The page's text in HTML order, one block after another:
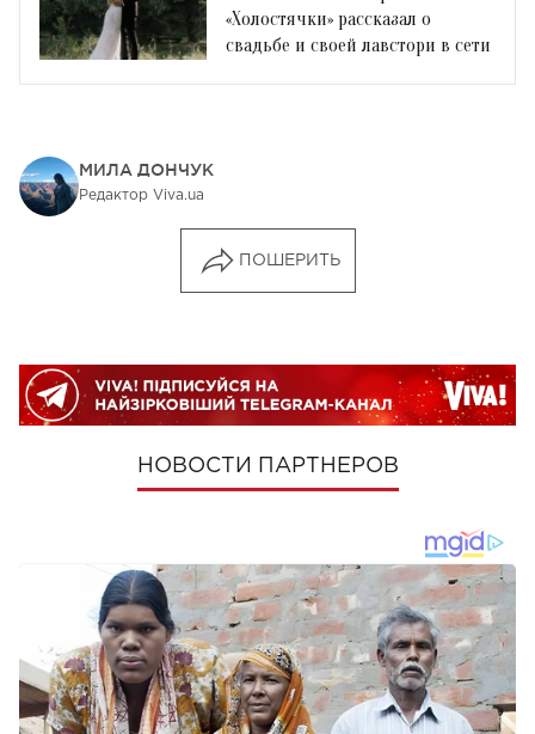
«Холостячки» рассказал о
свадьбе и своей лавстори в сети
МИЛА ДОНЧУК
Редактор Viva.ua
ПОШЕРИТЬ
НОВОСТИ ПАРТНЕРОВ